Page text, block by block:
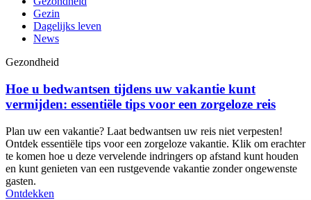
Gezin
Dagelijks leven
News
Gezondheid
Hoe u bedwantsen tijdens uw vakantie kunt
vermijden: essentiële tips voor een zorgeloze reis
Plan uw een vakantie? Laat bedwantsen uw reis niet verpesten!
Ontdek essentiële tips voor een zorgeloze vakantie. Klik om erachter
te komen hoe u deze vervelende indringers op afstand kunt houden
en kunt genieten van een rustgevende vakantie zonder ongewenste
gasten.
Ontdekken